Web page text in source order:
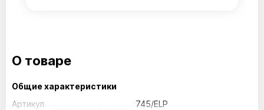
О товаре
Общие характеристики
Артикул
745/ELP